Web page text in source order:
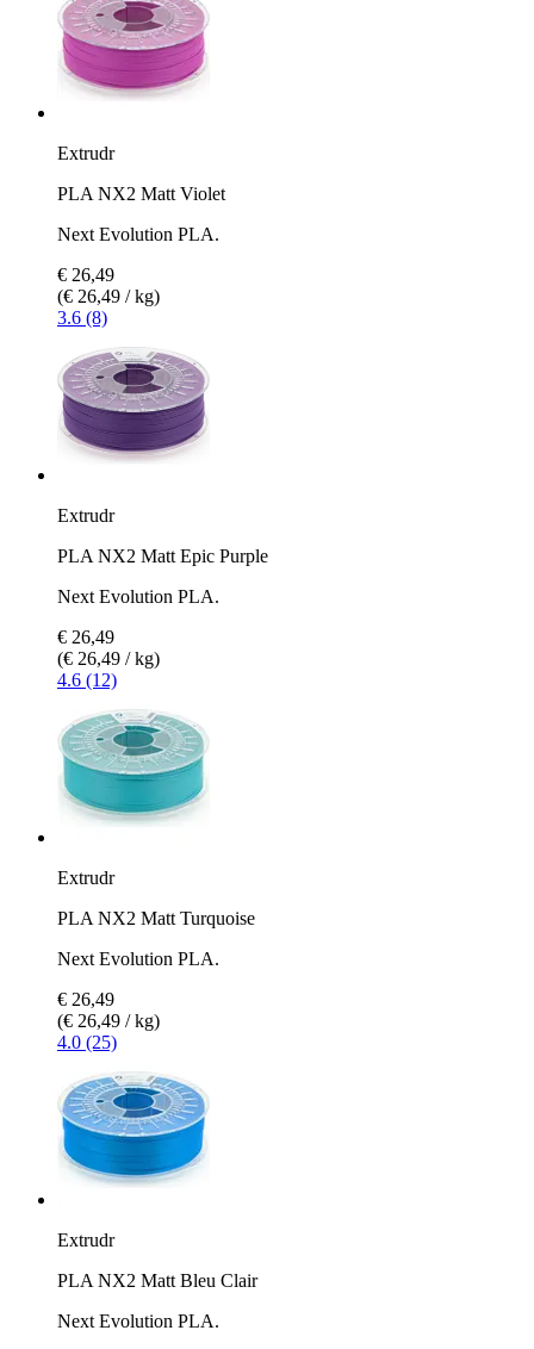
Extrudr
PLA NX2 Matt Violet
Next Evolution PLA.
€ 26,49
(€ 26,49 / kg)
3.6 (8)
Extrudr
PLA NX2 Matt Epic Purple
Next Evolution PLA.
€ 26,49
(€ 26,49 / kg)
4.6 (12)
Extrudr
PLA NX2 Matt Turquoise
Next Evolution PLA.
€ 26,49
(€ 26,49 / kg)
4.0 (25)
Extrudr
PLA NX2 Matt Bleu Clair
Next Evolution PLA.